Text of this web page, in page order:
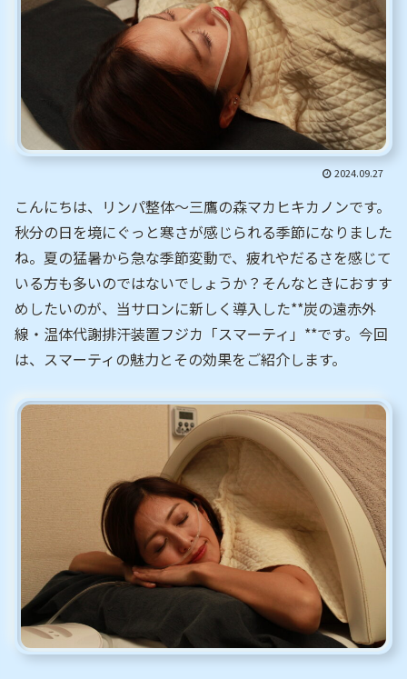
2024.09.27
こんにちは、リンパ整体～三鷹の森マカヒキカノンです。
秋分の日を境にぐっと寒さが感じられる季節になりました
ね。夏の猛暑から急な季節変動で、疲れやだるさを感じて
いる方も多いのではないでしょうか？そんなときにおすす
めしたいのが、当サロンに新しく導入した**炭の遠赤外
線・温体代謝排汗装置フジカ「スマーティ」**です。今回
は、スマーティの魅力とその効果をご紹介します。